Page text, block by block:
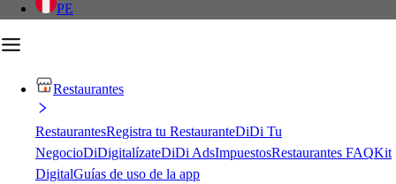
PE
Restaurantes
RestaurantesRegistra tu RestauranteDiDi Tu
NegocioDiDigitalízateDiDi AdsImpuestosRestaurantes FAQKit
DigitalGuías de uso de la app